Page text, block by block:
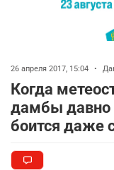
26 апреля 2017, 15:04 •
Когда
дамбы давно
боится даже